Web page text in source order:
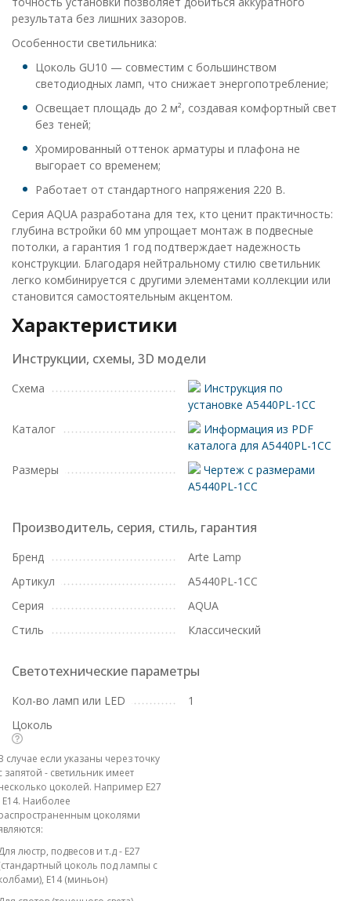
результата без лишних зазоров.
Особенности светильника:
Цоколь GU10 — совместим с большинством
светодиодных ламп, что снижает энергопотребление;
Освещает площадь до 2 м², создавая комфортный свет
без теней;
Хромированный оттенок арматуры и плафона не
выгорает со временем;
Работает от стандартного напряжения 220 В.
Серия AQUA разработана для тех, кто ценит практичность:
глубина встройки 60 мм упрощает монтаж в подвесные
потолки, а гарантия 1 год подтверждает надежность
конструкции. Благодаря нейтральному стилю светильник
легко комбинируется с другими элементами коллекции или
становится самостоятельным акцентом.
Характеристики
Инструкции, схемы, 3D модели
Схема
Инструкция по
установке A5440PL-1CC
Каталог
Информация из PDF
каталога для A5440PL-1CC
Размеры
Чертеж с размерами
A5440PL-1CC
Производитель, серия, стиль, гарантия
Бренд
Arte Lamp
Артикул
A5440PL-1CC
Серия
AQUA
Стиль
Классический
Светотехнические параметры
Кол-во ламп или LED
1
Цоколь
случае если указаны через точку
запятой - светильник имеет
цоколей. Например E27
E14. Наиболее
цоколями
люстр, подвесов и т.д - E27
цоколь под лампы с
E14 (миньон)